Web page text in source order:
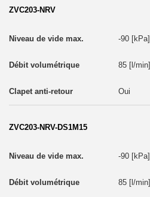
ZVC203-NRV
-90 [kPa]
85 [l/min]
Oui
ZVC203-NRV-DS1M15
-90 [kPa]
85 [l/min]